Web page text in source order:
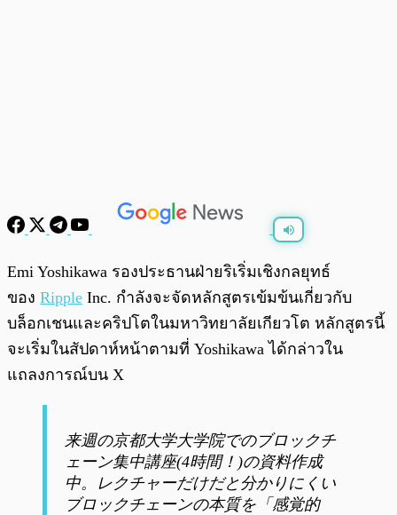
/
Emi Yoshikawa รองประธานฝ่ายริเริ่มเชิงกลยุทธ์
ของ Ripple Inc. กำลังจะจัดหลักสูตรเข้มข้นเกี่ยวกับ
บล็อกเชนและคริปโตในมหาวิทยาลัยเกียวโต หลักสูตรนี้
จะเริ่มในสัปดาห์หน้าตามที่ Yoshikawa ได้กล่าวใน
แถลงการณ์บน X
来週の京都大学大学院でのブロックチ
ェーン集中講座(4時間！)の資料作成
中。レクチャーだけだと分かりにくい
ブロックチェーンの本質を「感覚的